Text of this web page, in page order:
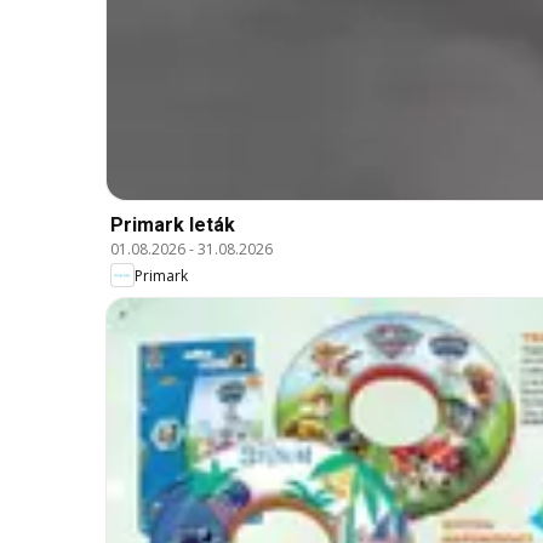
Primark leták
01.08.2026-31.08.2026
Primark